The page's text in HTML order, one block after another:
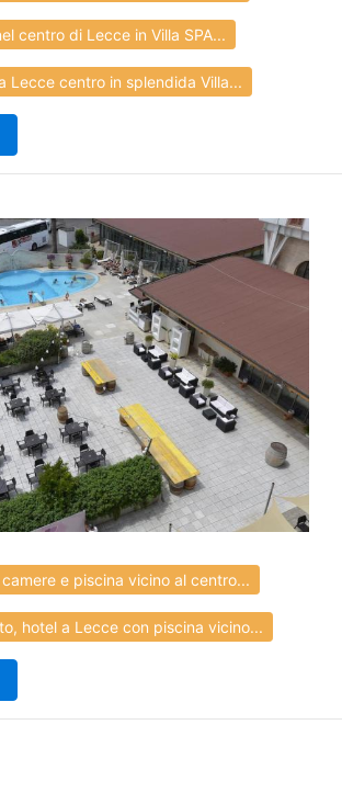
centro di Lecce in Villa SPA...
Lecce centro in splendida Villa...
e piscina vicino al centro...
hotel a Lecce con piscina vicino...